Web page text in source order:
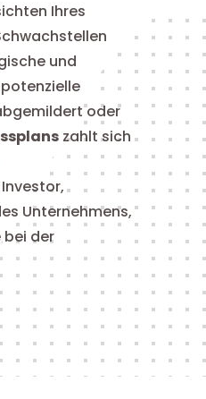
Ihres
und
oder
zahlt sich
Unternehmens,
bei der